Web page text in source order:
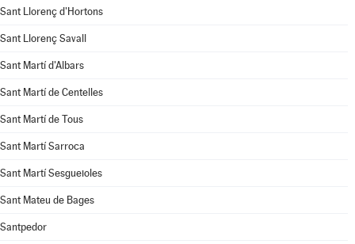
Sant Llorenç d'Hortons
Sant Llorenç Savall
Sant Martí d'Albars
Sant Martí de Centelles
Sant Martí de Tous
Sant Martí Sarroca
Sant Martí Sesgueioles
Sant Mateu de Bages
Santpedor